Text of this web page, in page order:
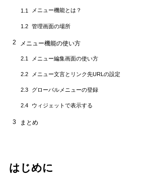
1.1 メニュー機能とは？
1.2 管理画面の場所
2 メニュー機能の使い方
2.1 メニュー編集画面の使い方
2.2 メニュー文言とリンク先URLの設定
2.3 グローバルメニューの登録
2.4 ウィジェットで表示する
3 まとめ
はじめに